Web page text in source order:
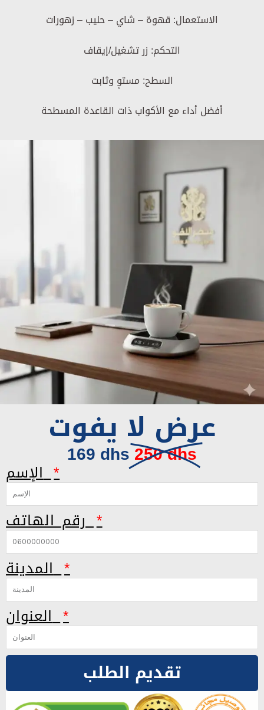
الاستعمال: قهوة – شاي – حليب – زهورات
التحكم: زر تشغيل/إيقاف
السطح: مستوٍ وثابت
أفضل أداء مع الأكواب ذات القاعدة المسطحة
عرض لا يفوت
169 dhs 250 dhs
الإسم
رقم الهاتف
المدينة
العنوان
تقديم الطلب